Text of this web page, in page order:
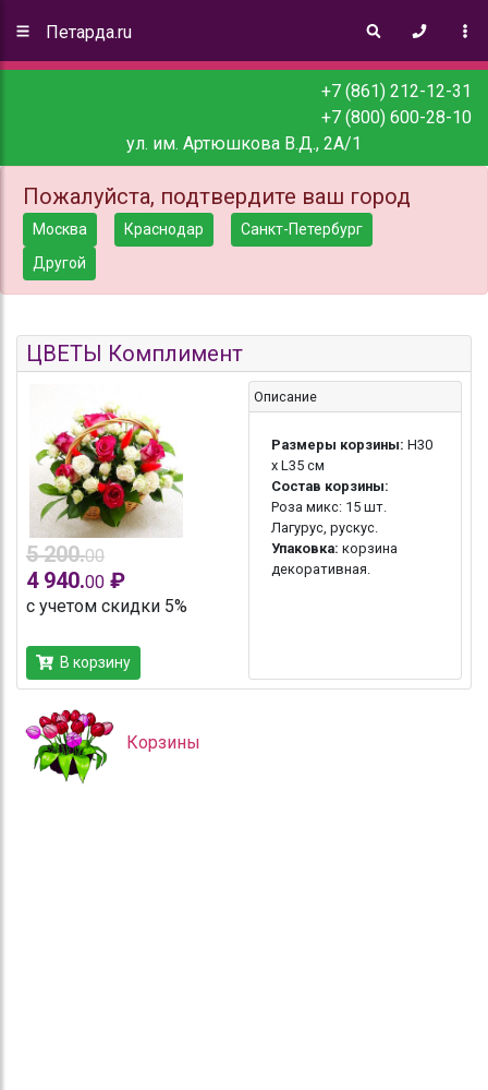
Петарда.ru
+7 (861) 212-12-31
+7 (800) 600-28-10
ул. им. Артюшкова В.Д., 2А/1
Пожалуйста, подтвердите ваш город
Москва Краснодар
Санкт-Петербург
Другой
ЦВЕТЫ Комплимент
5 200.00
4 940.00 ₽
с учетом скидки 5%
В корзину
Описание
Размеры корзины: H30
х L35 см
Состав корзины:
Роза микс: 15 шт.
Лагурус, рускус.
Упаковка: корзина
декоративная.
Корзины